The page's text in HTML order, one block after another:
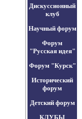
Дискуссионный
клуб
Научный форум
Форум
"Русская идея"
Форум "Курск"
Исторический
форум
Детский форум
КЛУБЫ